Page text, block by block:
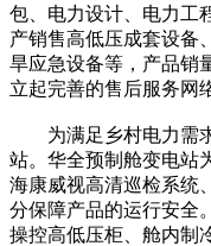
包、电力设计、电力工
产销售高低压成套设备
旱应急设备等，产品销
立起完善的售后服务网
为满足乡村电力需求
站。华全预制舱变电站
海康威视高清巡检系统
分保障产品的运行安全
操控高低压柜、舱内制